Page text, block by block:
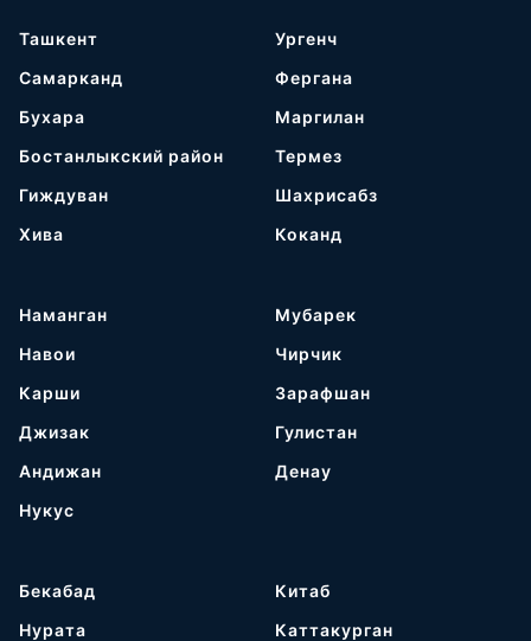
Ташкент
Самарканд
Бухара
Бостанлыкский район
Гиждуван
Хива
Ургенч
Фергана
Маргилан
Термез
Шахрисабз
Коканд
Наманган
Навои
Карши
Джизак
Андижан
Нукус
Мубарек
Чирчик
Зарафшан
Гулистан
Денау
Бекабад
Нурата
Китаб
Каттакурган